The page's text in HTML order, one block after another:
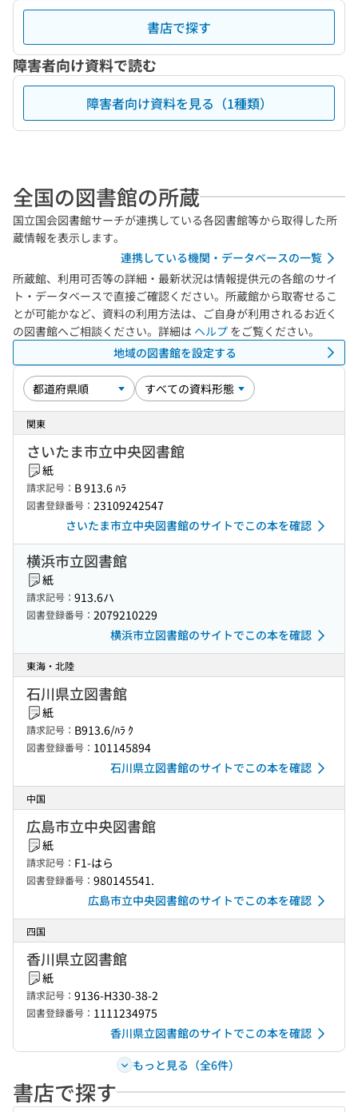
書店で探す
障害者向け資料で読む
障害者向け資料を見る（1種類）
全国の図書館の所蔵
国立国会図書館サーチが連携している各図書館等から取得した所
蔵情報を表示します。
連携している機関・データベースの一覧
所蔵館、利用可否等の詳細・最新状況は情報提供元の各館のサイ
ト・データベースで直接ご確認ください。所蔵館から取寄せるこ
とが可能かなど、資料の利用方法は、ご自身が利用されるお近く
の図書館へご相談ください。詳細は ヘルプ をご覧ください。
地域の図書館を設定する
関東
さいたま市立中央図書館
紙
請求記号： B 913.6 ﾊﾗ
図書登録番号： 23109242547
さいたま市立中央図書館のサイトでこの本を確認
横浜市立図書館
紙
請求記号： 913.6ハ
図書登録番号： 2079210229
横浜市立図書館のサイトでこの本を確認
東海・北陸
石川県立図書館
紙
請求記号： B913.6/ﾊﾗ ｸ
図書登録番号： 101145894
石川県立図書館のサイトでこの本を確認
中国
広島市立中央図書館
紙
請求記号： F1-はら
図書登録番号： 980145541.
広島市立中央図書館のサイトでこの本を確認
四国
香川県立図書館
紙
請求記号： 9136-H330-38-2
図書登録番号： 1111234975
香川県立図書館のサイトでこの本を確認
もっと見る（全6件）
書店で探す